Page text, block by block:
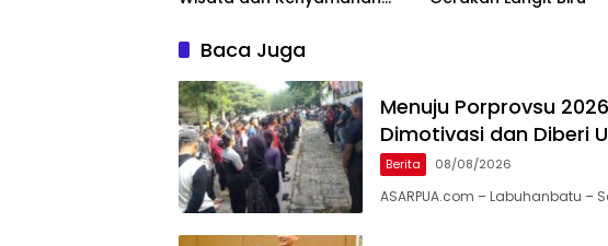
Baca Juga
Menuju Porprovsu
Dimotivasi dan Diberi
Berita 08/08/2026
ASARPUA.com – Labuhanbatu –